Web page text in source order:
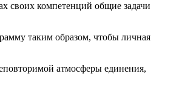
своих компетенций общие задачи
таким образом, чтобы личная
атмосферы единения,